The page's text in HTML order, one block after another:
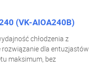
(VK-AIOA240B)
chłodzenia z
rozwiązanie dla entuzjastów
maksimum, bez